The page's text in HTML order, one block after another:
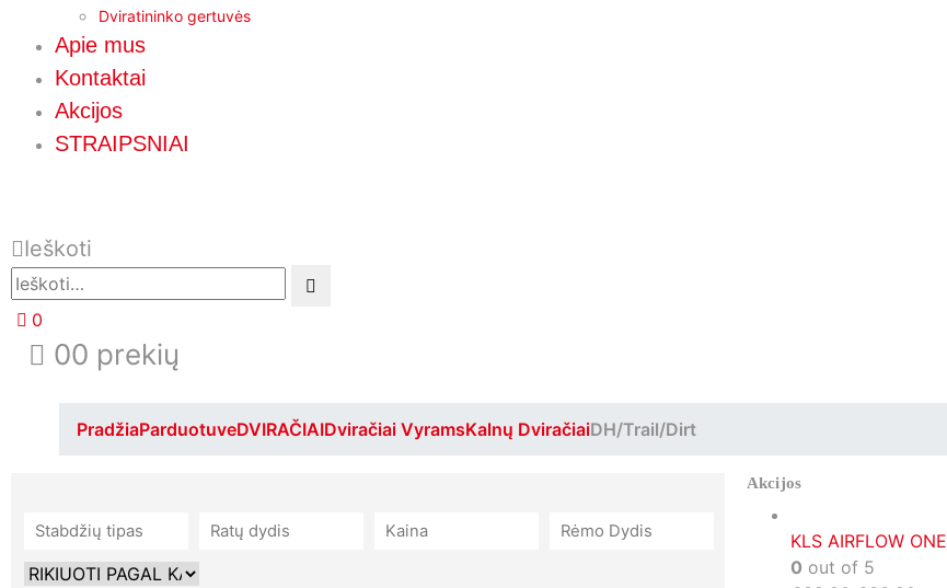
Dviratininko gertuvės
Apie mus
Kontaktai
Akcijos
STRAIPSNIAI
Ieškoti
0
00 prekių
PradžiaParduotuveDVIRAČIAIDviračiai VyramsKalnų DviračiaiDH/Trail/Dirt
Stabdžių tipas Ratų dydis Kaina Rėmo Dydis
Akcijos
KLS AIRFLOW ONE
0 out of 5